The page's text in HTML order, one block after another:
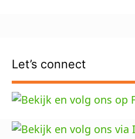
Let’s connect